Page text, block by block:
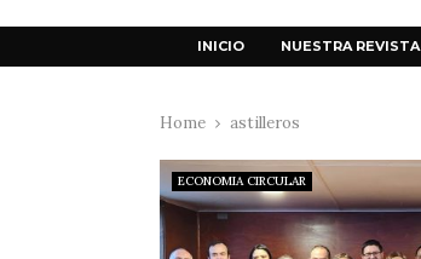
INICIO NUESTRA REVISTA
Home astilleros
ECONOMIA CIRCULAR